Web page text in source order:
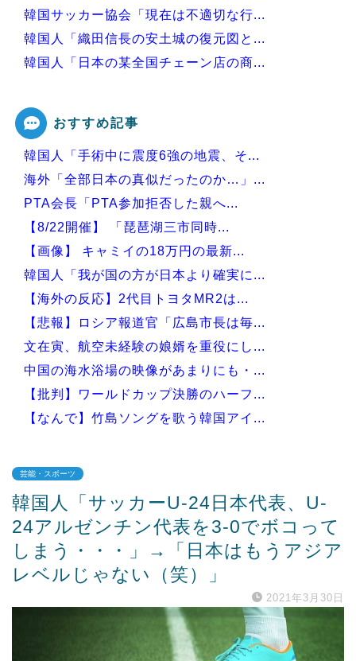
韓国サッカー協会「現在は不適切な行...
韓国人「織田信長の安土城の復元図と...
韓国人「日本の某全国チェーン店の商...
Powered by livedoor 相互RSS
おすすめ記事
韓国人「手術中に震度6強の地震、そ...
海外「全部日本の真似だったのか…」...
PTA会長「PTA参加拒否した親へ...
【8/22開催】 「琵琶湖三市同時...
【画像】 キャミイの18万円の最新...
韓国人「我が国の方が日本より確実に...
【海外の反応】2代目トヨタMR2は...
【悲報】ロシア報道官「広島市長は毎...
文在寅、航空未経験の娘婿を重役にし...
中国の海水浴場の映像があまりにも・...
【批判】ワールドカップ決勝のハーフ...
【なんで】竹島ソングを歌う韓国アイ...
Powered by livedoor 相互RSS
芸能・スポーツ
韓国人「サッカーU-24日本代表、U-
24アルゼンチン代表を3-0でボコって
しまう・・・」→「日本はもうアジア
レベルじゃない（笑）」
2021年3月30日